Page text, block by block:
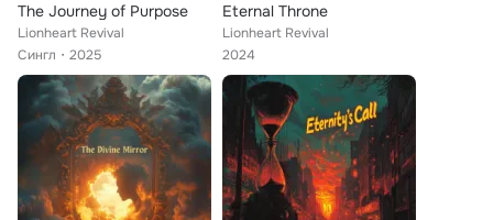
The Journey of Purpose
Lionheart Revival
Сингл
2025
Eternal Throne
Lionheart Revival
2024